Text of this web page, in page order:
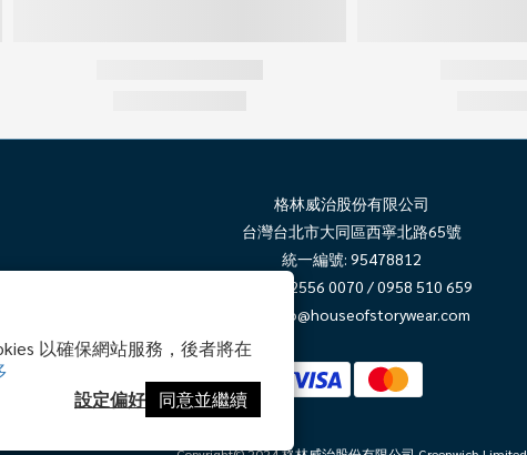
以確保網站服務，後者將在
設定偏好
同意並繼續
格林威治股份有限公司
台灣台北市大同區西寧北路65號
統一編號: 95478812
電話: 02 2556 0070 / 0958 510 659
info@houseofstorywear.com